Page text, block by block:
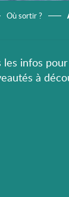
Où sortir ?
les infos
à